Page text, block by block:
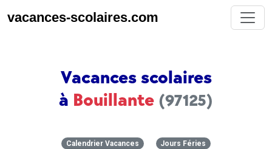
vacances-scolaires.com
Vacances scolaires
à Bouillante (97125)
Calendrier Vacances Jours Féries